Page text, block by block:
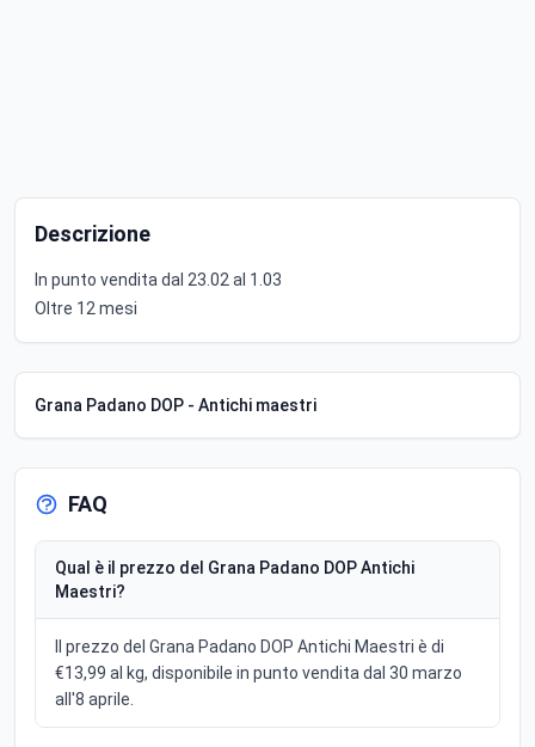
Descrizione
In punto vendita dal 23.02 al 1.03
Oltre 12 mesi
Grana Padano DOP - Antichi maestri
FAQ
Qual è il prezzo del Grana Padano DOP Antichi
Maestri?
Il prezzo del Grana Padano DOP Antichi Maestri è di
€13,99 al kg, disponibile in punto vendita dal 30 marzo
all'8 aprile.